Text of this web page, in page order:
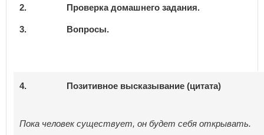
2. Проверка домашнего задания.
3.
4. Позитивное высказывание (цитата)
Пока человек существует, он будет себя открывать.